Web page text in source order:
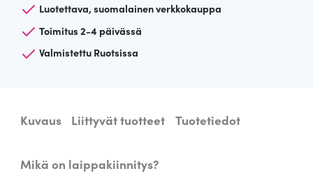
a
r
j
i
å
Luotettava, suomalainen verkkokauppa
Toimitus 2-4 päivässä
Valmistettu Ruotsissa
Kuvaus Liittyvät tuotteet Tuotetiedot
Mikä on laippakiinnitys?